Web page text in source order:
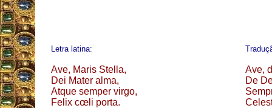
Letra latina:
Ave, Maris Stella,
Dei Mater alma,
Atque semper virgo,
Felix cœli porta.
Ave,
De